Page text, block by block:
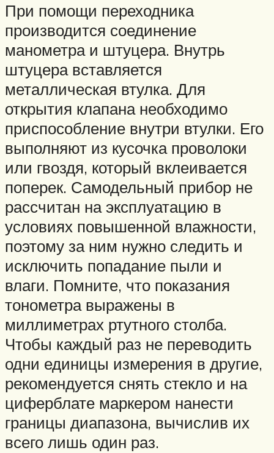
При помощи переходника
производится соединение
манометра и штуцера. Внутрь
штуцера вставляется
металлическая втулка. Для
открытия клапана необходимо
приспособление внутри втулки. Его
выполняют из кусочка проволоки
или гвоздя, который вклеивается
поперек. Самодельный прибор не
рассчитан на эксплуатацию в
условиях повышенной влажности,
поэтому за ним нужно следить и
исключить попадание пыли и
влаги. Помните, что показания
тонометра выражены в
миллиметрах ртутного столба.
Чтобы каждый раз не переводить
одни единицы измерения в другие,
рекомендуется снять стекло и на
циферблате маркером нанести
границы диапазона, вычислив их
всего лишь один раз.